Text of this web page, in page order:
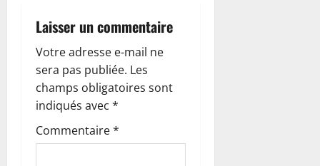
t
i
o
n
d
Laisser un commentaire
Votre adresse e-mail ne
sera pas publiée. Les
champs obligatoires sont
indiqués avec *
Commentaire*